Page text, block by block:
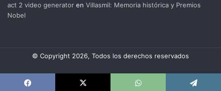
act 2 video generator en Villasmil: Memoria histórica y Premios
Nobel
© Copyright 2026, Todos los derechos reservados